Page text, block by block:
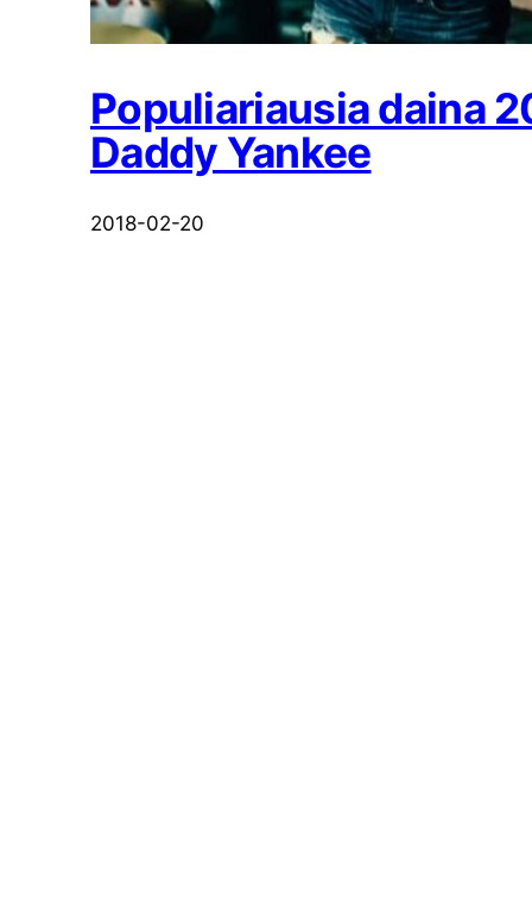
Populiariausia daina
Daddy Yankee
2018-02-20